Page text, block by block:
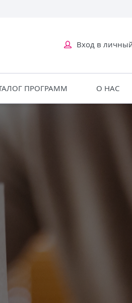
Вход в
ПРОГРАММ О НАС